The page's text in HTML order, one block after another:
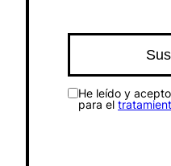
He leído y
para el